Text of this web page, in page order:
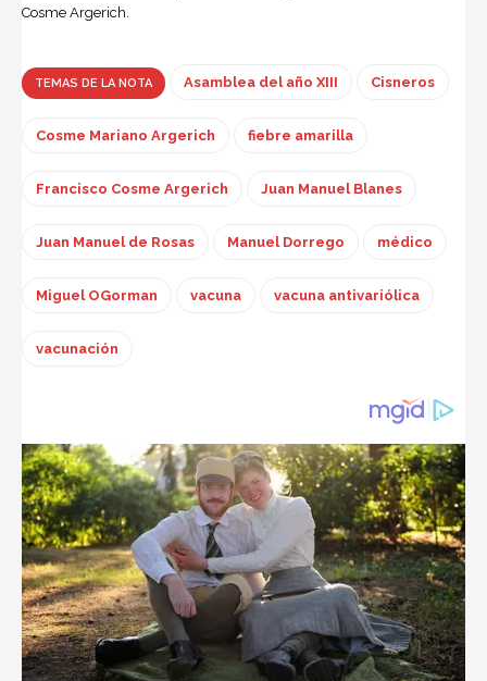
Cosme Argerich.
TEMAS DE LA NOTA Asamblea del año XIII Cisneros
Cosme Mariano Argerich fiebre amarilla
Francisco Cosme Argerich Juan Manuel Blanes
Juan Manuel de Rosas Manuel Dorrego médico
Miguel OGorman vacuna vacuna antivariólica
vacunación